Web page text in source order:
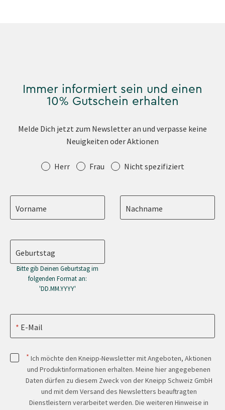
Immer informiert sein und einen
10% Gutschein erhalten
Melde Dich jetzt zum Newsletter an und verpasse keine
Neuigkeiten oder Aktionen
Anrede Herr Frau Nicht spezifiziert
Vorname Nachname
Geburtstag
Bitte gib Deinen Geburtstag im
folgenden Format an:
'DD.MM.YYYY'
E-Mail
* Ich möchte den Kneipp-Newsletter mit Angeboten, Aktionen
und Produktinformationen erhalten. Meine hier angegebenen
Daten dürfen zu diesem Zweck von der Kneipp Schweiz GmbH
und mit dem Versand des Newsletters beauftragten
Dienstleistern verarbeitet werden. Die weiteren Hinweise in